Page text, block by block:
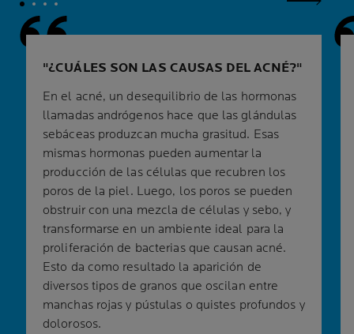
Panel
¿CUÁLES SON LAS CAUSAS DEL ACNÉ?
En el acné, un desequilibrio de las hormonas
llamadas andrógenos hace que las glándulas
sebáceas produzcan mucha grasitud. Esas
mismas hormonas pueden aumentar la
producción de las células que recubren los
poros de la piel. Luego, los poros se pueden
obstruir con una mezcla de células y sebo, y
transformarse en un ambiente ideal para la
proliferación de bacterias que causan acné.
Esto da como resultado la aparición de
diversos tipos de granos que oscilan entre
manchas rojas y pústulas o quistes profundos y
dolorosos.